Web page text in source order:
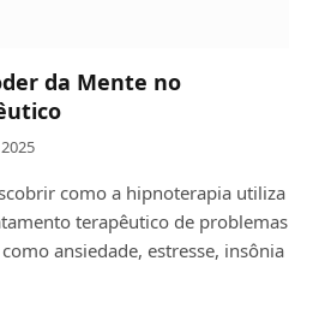
da Mente no
como a hipnoterapia utiliza
terapêutico de problemas
ansiedade, estresse, insônia